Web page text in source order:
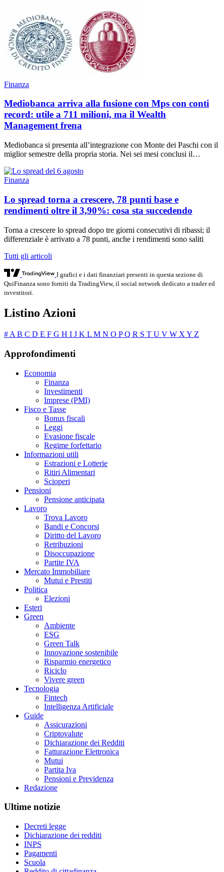
Finanza
Mediobanca arriva alla fusione con Mps con conti
record: utile a 711 milioni, ma il Wealth
Management frena
Mediobanca si presenta all’integrazione con Monte dei Paschi con il
miglior semestre della propria storia. Nei sei mesi conclusi il…
Finanza
Lo spread torna a crescere, 78 punti base e
rendimenti oltre il 3,90%: cosa sta succedendo
Torna a crescere lo spread dopo tre giorni consecutivi di ribassi; il
differenziale è arrivato a 78 punti, anche i rendimenti sono saliti
Tutti gli articoli
I grafici e i dati finanziari presenti in questa sezione di
QuiFinanza sono forniti da TradingView, il social network dedicato a trader ed
investitori.
Listino Azioni
# A B C D E F G H I J K L M N O PQ R S T U V W X Y Z
Approfondimenti
Economia
Finanza
Investimenti
Imprese (PMI)
Fisco e Tasse
Bonus fiscali
Leggi
Evasione fiscale
Regime forfettario
Informazioni utili
Estrazioni e Lotterie
Ritiri Alimentari
Scioperi
Pensioni
Pensione anticipata
Lavoro
Trova Lavoro
Bandi e Concorsi
Diritto del Lavoro
Retribuzioni
Disoccupazione
Partite IVA
Mercato Immobiliare
Mutui e Prestiti
Politica
Elezioni
Esteri
Green
Ambiente
ESG
Green Talk
Innovazione sostenibile
Risparmio energetico
Riciclo
Vivere green
Tecnologia
Fintech
Intelligenza Artificiale
Guide
Assicurazioni
Criptovalute
Dichiarazione dei Redditi
Fatturazione Elettronica
Mutui
Partita Iva
Pensioni e Previdenza
Redazione
Ultime notizie
Decreti legge
Dichiarazione dei redditi
INPS
Pagamenti
Scuola